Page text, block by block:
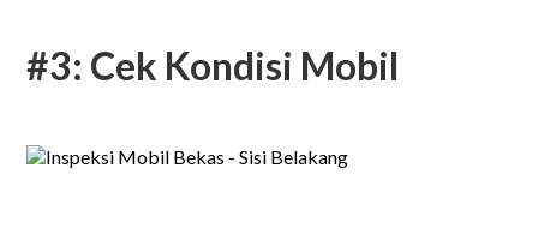
#3: Cek Kondisi Mobil